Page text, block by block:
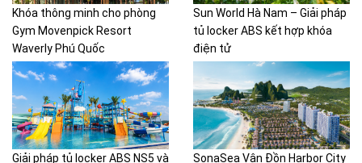
Khóa thông minh cho phòng
Gym Movenpick Resort
Waverly Phú Quốc
Sun World Hà Nam – Giải pháp
tủ locker ABS kết hợp khóa
điện tử
Giải pháp tủ locker ABS NS5 và
SonaSea Vân Đồn Harbor City